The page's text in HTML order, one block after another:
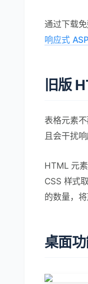
通过下载
响应式
旧版
表格元素
且会干扰响
HTML 元
CSS 样式
的数量，
桌面